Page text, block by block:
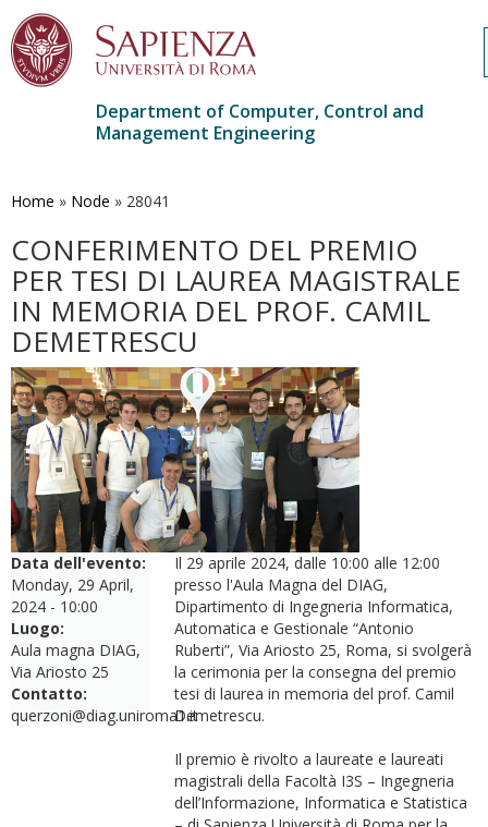
main
Department of Computer, Control and
Management Engineering
Home » Node » 28041
CONFERIMENTO DEL PREMIO
PER TESI DI LAUREA MAGISTRALE
IN MEMORIA DEL PROF. CAMIL
DEMETRESCU
Data dell'evento:
Monday, 29 April,
2024 - 10:00
Luogo:
Aula magna DIAG,
Via Ariosto 25
Contatto:
querzoni@diag.uniroma1.it
Il 29 aprile 2024, dalle 10:00 alle 12:00
presso l'Aula Magna del DIAG,
Dipartimento di Ingegneria Informatica,
Automatica e Gestionale “Antonio
Ruberti”, Via Ariosto 25, Roma, si svolgerà
la cerimonia per la consegna del premio
tesi di laurea in memoria del prof. Camil
Demetrescu.
Il premio è rivolto a laureate e laureati
magistrali della Facoltà I3S – Ingegneria
dell’Informazione, Informatica e Statistica